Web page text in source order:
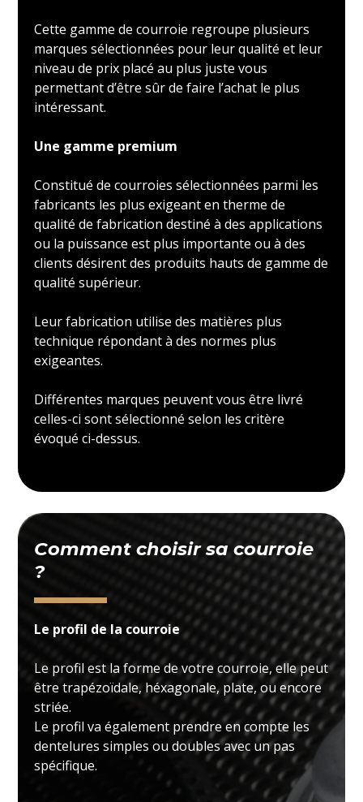
Cette gamme de courroie regroupe plusieurs
marques sélectionnées pour leur qualité et leur
niveau de prix placé au plus juste vous
permettant d’être sûr de faire l’achat le plus
intéressant.
Une gamme premium
Constitué de courroies sélectionnées parmi les
fabricants les plus exigeant en therme de
qualité de fabrication destiné à des applications
ou la puissance est plus importante ou à des
clients désirent des produits hauts de gamme de
qualité supérieur.
Leur fabrication utilise des matières plus
technique répondant à des normes plus
exigeantes.
Différentes marques peuvent vous être livré
celles-ci sont sélectionné selon les critère
évoqué ci-dessus.
Comment choisir sa courroie
?
Le profil de la courroie
Le profil est la forme de votre courroie, elle peut
être trapézoïdale, héxagonale, plate, ou encore
striée.
Le profil va également prendre en compte les
dentelures simples ou doubles avec un pas
spécifique.